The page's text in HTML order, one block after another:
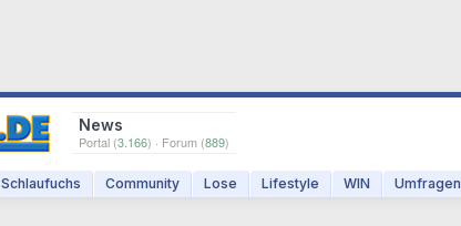
News
Portal (3.166) · Forum (889)
Schlaufuchs Community Lose Lifestyle WIN Umfragen